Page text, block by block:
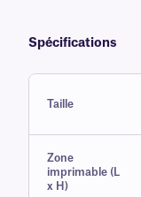
Spécifications
Taille
Zone
imprimable (L
x H)